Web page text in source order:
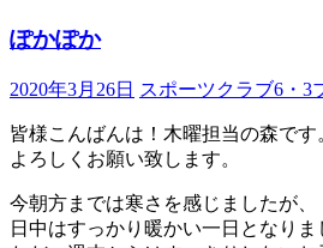
ぽかぽか
2020年3月26日 スポーツクラブ6・3
皆様こんばんは！木曜担当の森です
よろしくお願い致します。
今朝方までは寒さを感じましたが、
日中はすっかり暖かい一日となりま